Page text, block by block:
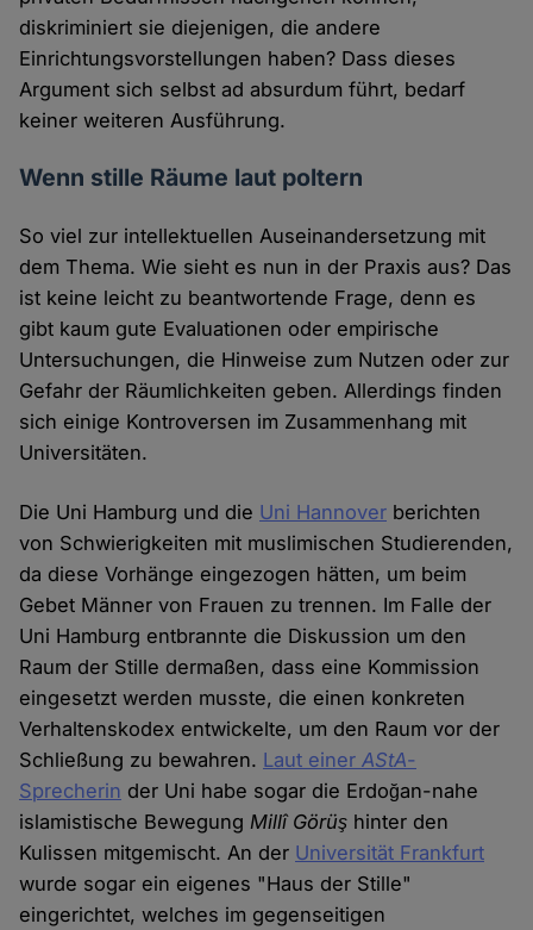
diskriminiert sie diejenigen, die andere
Einrichtungsvorstellungen haben? Dass dieses
Argument sich selbst ad absurdum führt, bedarf
keiner weiteren Ausführung.
Wenn stille Räume laut poltern
So viel zur intellektuellen Auseinandersetzung mit
dem Thema. Wie sieht es nun in der Praxis aus? Das
ist keine leicht zu beantwortende Frage, denn es
gibt kaum gute Evaluationen oder empirische
Untersuchungen, die Hinweise zum Nutzen oder zur
Gefahr der Räumlichkeiten geben. Allerdings finden
sich einige Kontroversen im Zusammenhang mit
Universitäten.
Die Uni Hamburg und die Uni Hannover berichten
von Schwierigkeiten mit muslimischen Studierenden,
da diese Vorhänge eingezogen hätten, um beim
Gebet Männer von Frauen zu trennen. Im Falle der
Uni Hamburg entbrannte die Diskussion um den
Raum der Stille dermaßen, dass eine Kommission
eingesetzt werden musste, die einen konkreten
Verhaltenskodex entwickelte, um den Raum vor der
Schließung zu bewahren. Laut einerAStA-
Sprecherin der Uni habe sogar die Erdoğan-nahe
islamistische BewegungMillî Görüş hinter den
Kulissen mitgemischt. An der Universität Frankfurt
wurde sogar ein eigenes "Haus der Stille"
eingerichtet, welches im gegenseitigen